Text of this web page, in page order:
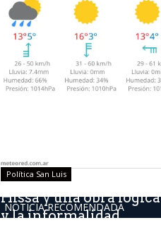
NOTICIA RECOMENDADA
Política San Luis
Hissa y una obra
y la informalidad...